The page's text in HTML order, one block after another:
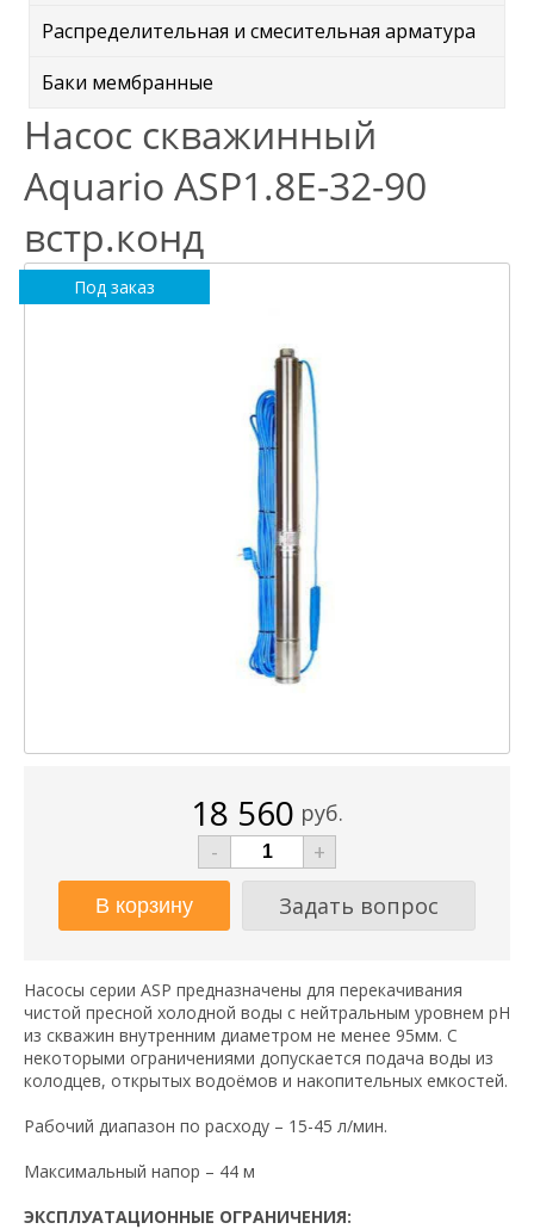
Распределительная и смесительная арматура
Баки мембранные
Насос скважинный
Aquario ASP1.8E-32-90
встр.конд
Под заказ
18 560 руб.
-
+
Задать вопрос
Насосы серии ASP предназначены для перекачивания
чистой пресной холодной воды с нейтральным уровнем pH
из скважин внутренним диаметром не менее 95мм. С
некоторыми ограничениями допускается подача воды из
колодцев, открытых водоёмов и накопительных емкостей.
Рабочий диапазон по расходу – 15-45 л/мин.
Максимальный напор – 44 м
ЭКСПЛУАТАЦИОННЫЕ ОГРАНИЧЕНИЯ: